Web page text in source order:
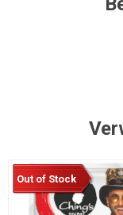
Out of Stock